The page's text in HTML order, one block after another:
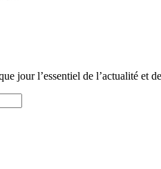
jour l’essentiel de l’actualité et